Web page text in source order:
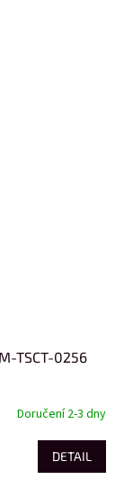
TSCT-0256
Doručení 2-3 dny
DETAIL